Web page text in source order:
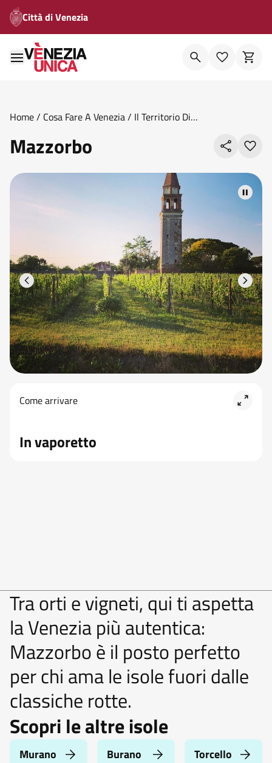
Città di Venezia
Home/ Cosa Fare A Venezia/ Il Territorio Di
Mazzorbo
Come arrivare
in vaporetto
Tra orti e vigneti, qui ti aspetta
la Venezia più autentica:
Mazzorbo è il posto perfetto
per chi ama le isole fuori dalle
classiche rotte.
Scopri le altre isole
Murano Burano Torcello